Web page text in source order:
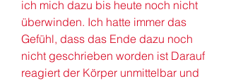
ich mich dazu bis heute noch nicht
überwinden. Ich hatte immer das
Gefühl, dass das Ende dazu noch
nicht geschrieben worden ist Darauf
reagiert der Körper unmittelbar und